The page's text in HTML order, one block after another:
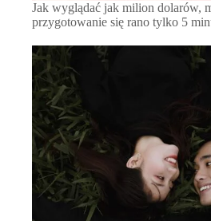
Jak wyglądać jak milion dolarów,
przygotowanie się rano tylko 5